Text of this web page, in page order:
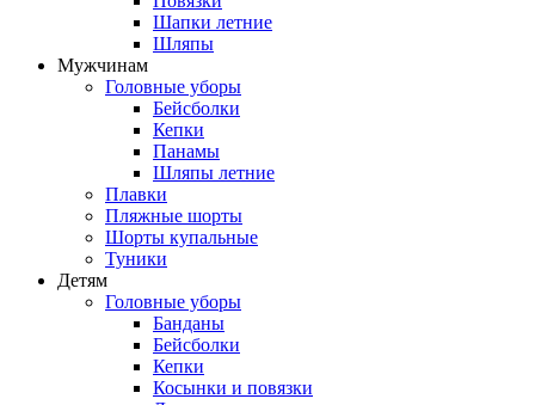
Шапки летние
Шляпы
Мужчинам
Головные уборы
Бейсболки
Кепки
Панамы
Шляпы летние
Плавки
Пляжные шорты
Шорты купальные
Туники
Детям
Головные уборы
Банданы
Бейсболки
Кепки
Косынки и повязки